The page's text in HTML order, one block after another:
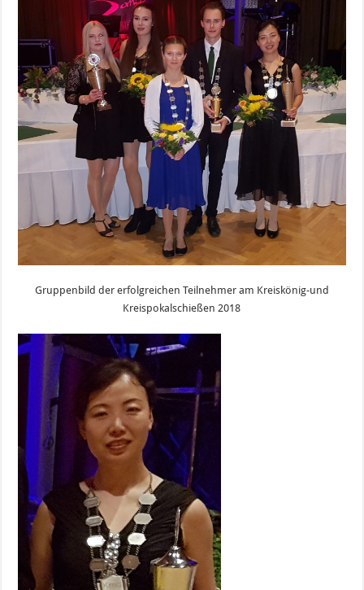
Gruppenbild der erfolgreichen Teilnehmer am Kreiskönig-und
Kreispokalschießen 2018